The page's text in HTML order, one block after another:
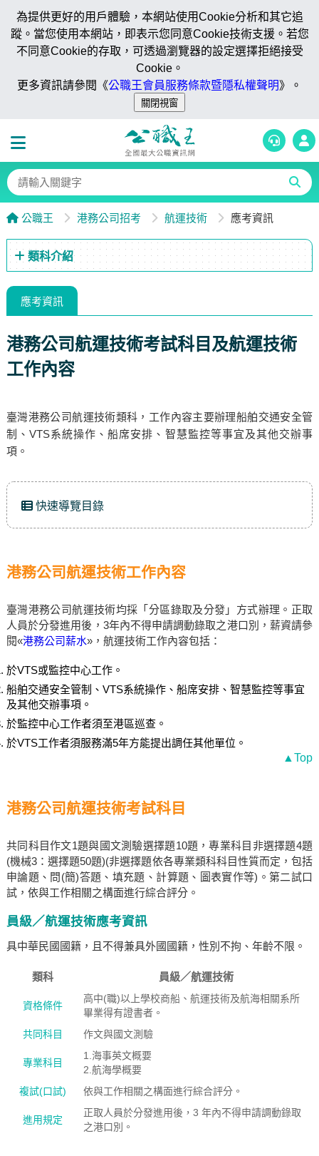
為提供更好的用戶體驗，本網站使用Cookie分析和其它追
蹤。當您使用本網站，即表示您同意Cookie技術支援。若您
不同意Cookie的存取，可透過瀏覽器的設定選擇拒絕接受
Cookie。
更多資訊請參閱《公職王會員服務條款暨隱私權聲明》。
公職王 港務公司招考 航運技術 應考資訊
類科介紹
應考資訊
港務公司航運技術考試科目及航運技術
工作內容
臺灣港務公司航運技術類科，工作內容主要辦理船舶交通安全管
制、VTS系統操作、船席安排、智慧監控等事宜及其他交辦事
項。
快速導覽目錄
港務公司航運技術工作內容
臺灣港務公司航運技術均採「分區錄取及分發」方式辦理。正取
人員於分發進用後，3年內不得申請調動錄取之港口別，薪資請參
閱«港務公司薪水»，航運技術工作內容包括：
於VTS或監控中心工作。
船舶交通安全管制、VTS系統操作、船席安排、智慧監控等事宜
及其他交辦事項。
於監控中心工作者須至港區巡查。
於VTS工作者須服務滿5年方能提出調任其他單位。
▲Top
港務公司航運技術考試科目
共同科目作文1題與國文測驗選擇題10題，專業科目非選擇題4題
(機械3：選擇題50題)(非選擇題依各專業類科科目性質而定，包括
申論題、問(簡)答題、填充題、計算題、圖表實作等)。第二試口
試，依與工作相關之構面進行綜合評分。
員級／航運技術應考資訊
具中華民國國籍，且不得兼具外國國籍，性別不拘、年齡不限。
類科 員級／航運技術
資格條件
高中(職)以上學校商船、航運技術及航海相關系所
畢業得有證書者。
共同科目
作文與國文測驗
專業科目
1.海事英文概要
2.航海學概要
複試(口試)
依與工作相關之構面進行綜合評分。
進用規定
正取人員於分發進用後，3 年內不得申請調動錄取
之港口別。